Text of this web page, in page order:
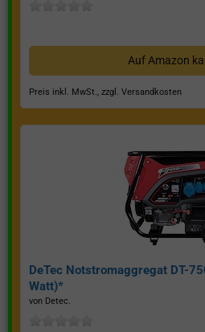
Auf Amazon
Preis inkl. MwSt., zzgl. Versandkosten
DeTec Notstromaggregat DT-
Watt)*
von Detec.